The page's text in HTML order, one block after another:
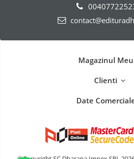
Magazinul Meu
Clienti
Date